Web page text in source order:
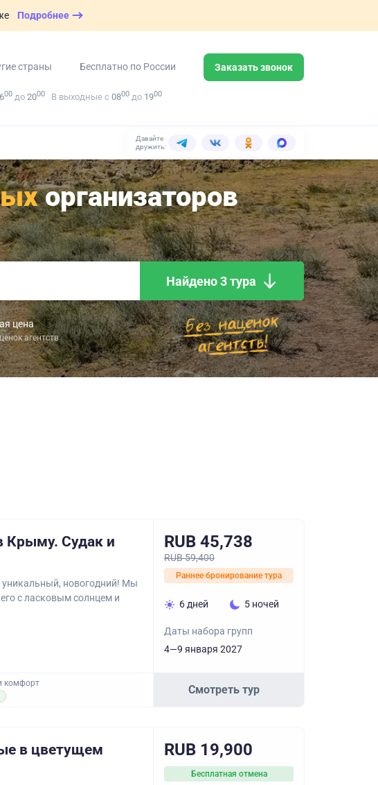
Подробнее
страны Бесплатно по России Заказать звонок
00 до 2000 В выходные с 0800 до 1900
Давайте
дружить:
организаторов
Найдено 3 тура
цена
агентств
Крыму. Судак и
новогодний! Мы
с ласковым солнцем и
комфорт
RUB 45,738
RUB 59,400
Раннее бронирование тура
6 дней 5 ночей
Даты набора групп
4—9 января 2027
Смотреть тур
в цветущем
RUB 19,900
Бесплатная отмена